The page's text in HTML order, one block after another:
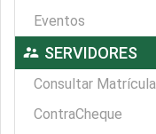
Eventos
supervisor_account SERVIDORES
Consultar Matrícula
ContraCheque